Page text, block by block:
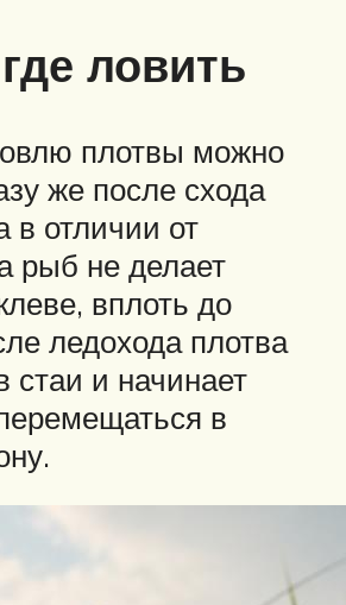
ловить
плотвы можно
же после схода
в отличии от
рыб не делает
вплоть до
ледохода плотва
стаи и начинает
в